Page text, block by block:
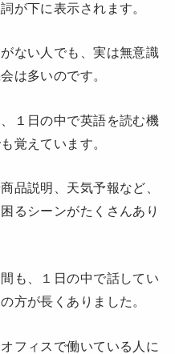
が下に表示されます。
ない人でも、実は無意識
は多いのです。
１日の中で英語を読む機
覚えています。
品説明、天気予報など、
るシーンがたくさんあり
も、１日の中で話してい
方が長くありました。
フィスで働いている人に